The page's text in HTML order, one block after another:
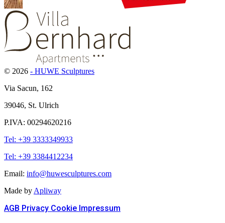
© 2026 - HUWE Sculptures
Via Sacun, 162
39046, St. Ulrich
P.IVA: 00294620216
Tel: +39 3333349933
Tel: +39 3384412234
Email: info@huwesculptures.com
Made by Apliway
AGB Privacy Cookie Impressum